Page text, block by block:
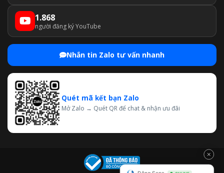
1.868
người đăng ký YouTube
Nhắn tin Zalo tư vấn nhanh
Quét mã kết bạn Zalo
Mở Zalo → Quét QR để chat & nhận ưu đãi